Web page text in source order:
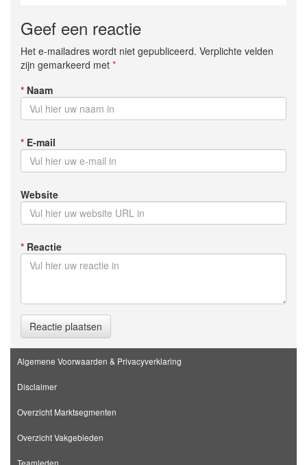
Geef een reactie
Het e-mailadres wordt niet gepubliceerd. Verplichte velden
zijn gemarkeerd met *
* Naam
* E-mail
Website
* Reactie
Reactie plaatsen
Algemene Voorwaarden & Privacyverklaring
Disclaimer
Overzicht Marktsegmenten
Overzicht Vakgebieden